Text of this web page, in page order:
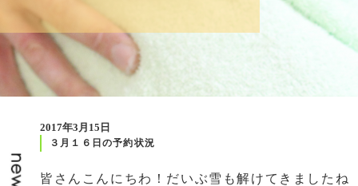
2017年3月15日
３月１６日の予約状況
皆さんこんにちわ！だいぶ雪も解けてきましたね